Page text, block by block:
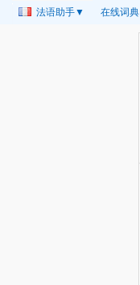
法语助手▼ 在线词典